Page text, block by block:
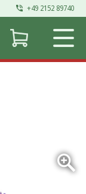
+49 2152 89740